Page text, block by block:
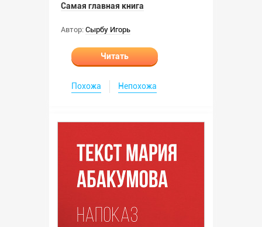
Самая главная книга
Автор: Сырбу Игорь
Читать
Похожа Непохожа